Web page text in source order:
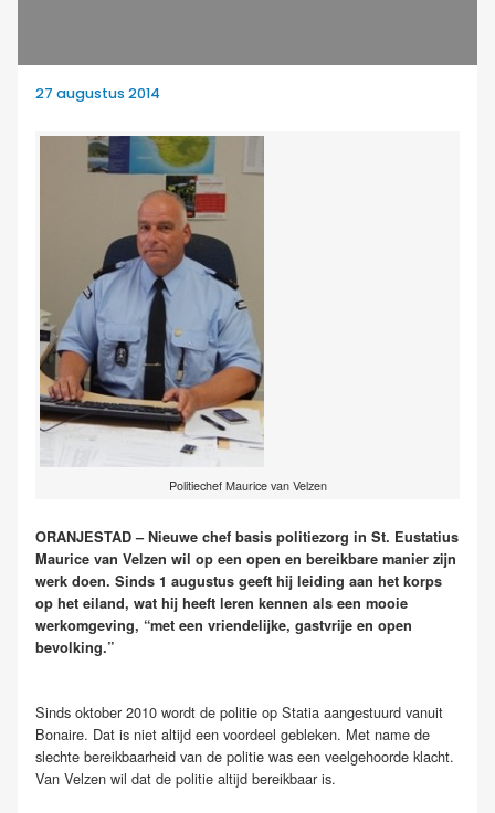
27 augustus 2014
Politiechef Maurice van Velzen
ORANJESTAD – Nieuwe chef basis politiezorg in St. Eustatius
Maurice van Velzen wil op een open en bereikbare manier zijn
werk doen. Sinds 1 augustus geeft hij leiding aan het korps
op het eiland, wat hij heeft leren kennen als een mooie
werkomgeving, “met een vriendelijke, gastvrije en open
bevolking.”
Sinds oktober 2010 wordt de politie op Statia aangestuurd vanuit
Bonaire. Dat is niet altijd een voordeel gebleken. Met name de
slechte bereikbaarheid van de politie was een veelgehoorde klacht.
Van Velzen wil dat de politie altijd bereikbaar is.